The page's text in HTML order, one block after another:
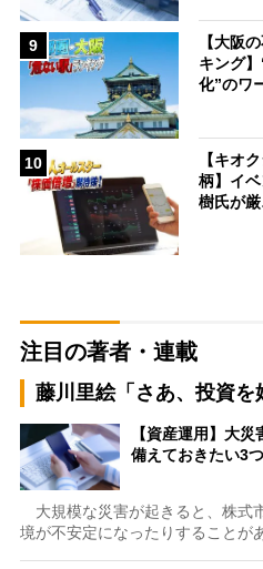
9
【大阪
キング
化”のワ
10
【キオ
柄】イ
樹氏が
注目の著者・連載
藤川里絵「さあ、投資を
【資産運用】大
備えておきたい3
大規模な災害が起きると、株式
境が不安定になったりすることが